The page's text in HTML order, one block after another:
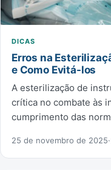
DICAS
Erros na
e Como Evitá-los
A esterilização de
crítica no combate às
cumprimento das
25 de novembro de 2025·